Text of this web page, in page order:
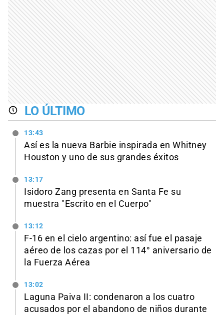
LO ÚLTIMO
13:43
Así es la nueva Barbie inspirada en Whitney
Houston y uno de sus grandes éxitos
13:17
Isidoro Zang presenta en Santa Fe su
muestra "Escrito en el Cuerpo"
13:12
F-16 en el cielo argentino: así fue el pasaje
aéreo de los cazas por el 114° aniversario de
la Fuerza Aérea
13:02
Laguna Paiva II: condenaron a los cuatro
acusados por el abandono de niños durante